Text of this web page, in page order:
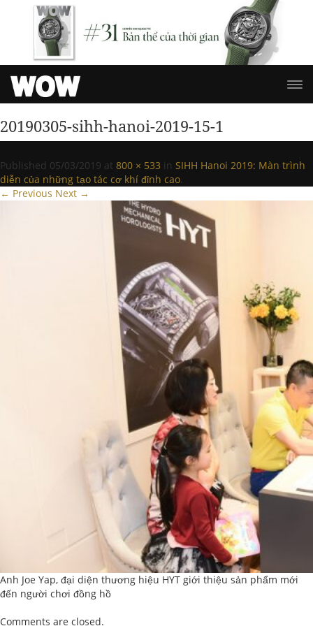
20190305-sihh-hanoi-2019-15-1
Published 05/03/2019 at 800 × 533 in SIHH Hanoi 2019: Màn trình
diễn của những tạo tác cơ khí đỉnh cao.
← Previous Next →
Anh Joe Yap, đại diện thương hiệu HYT giới thiệu sản phẩm mới
đến người chơi đồng hồ
Comments are closed.